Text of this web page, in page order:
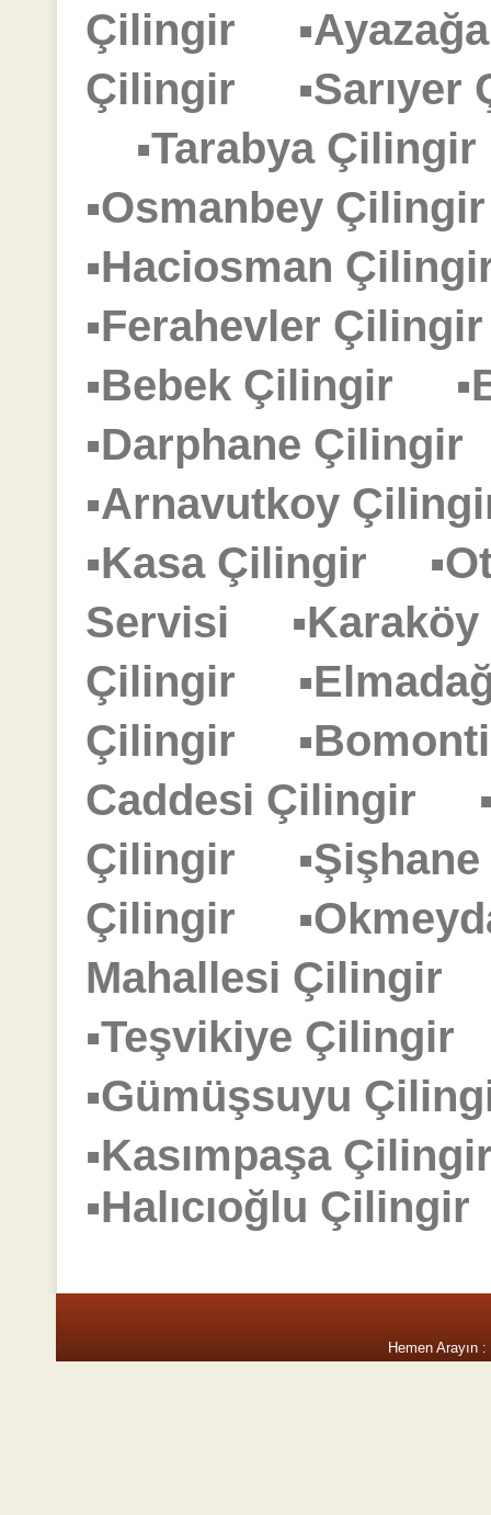
Çilingir
Çilingir
▪Tarabya
▪Osmanbey
▪Haciosman
▪Ferahevler
▪Bebek Çilingir
▪Darphane
▪Arnavutkoy
▪Kasa Çilingir
Servisi
Çilingir
Çilingir
Caddesi Çilingir
Çilingir
Çilingir
Mahallesi Çilingir
▪Teşvikiye
▪Gümüşsuyu
▪Kasımpaşa
▪Halıcıoğlu
Hemen Arayın :